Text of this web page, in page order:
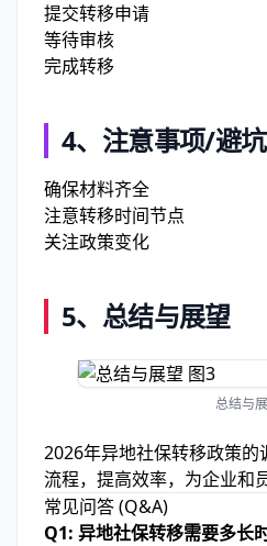
提交转移申请
等待审核
完成转移
4、 注意事项/避坑
确保材料齐全
注意转移时间节点
关注政策变化
5、 总结与展望
总结与
2026年异地社保转移政策
流程，提高效率，为企业和
常见问答 (Q&A)
Q1: 异地社保转移需要多长